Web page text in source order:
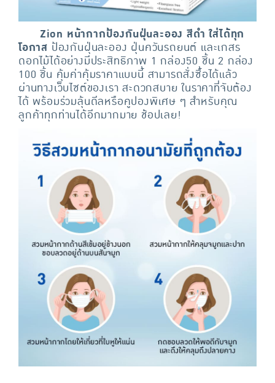
Zion หน้ากากป้องกันฝุ่นละออง สีดำ ใส่ได้ทุก
โอกาส ป้องกันฝุ่นละออง ฝุ่นควันรถยนต์ และเกสร
ดอกไม้ได้อย่างมีประสิทธิภาพ 1 กล่อง50 ชิ้น 2 กล่อง
100 ชิ้น คุ้มค่าคุ้มราคาแบบนี้ สามารถสั่งซื้อได้แล้ว
ผ่านทางเว็บไซต์ของเรา สะดวกสบาย ในราคาที่จับต้อง
ได้ พร้อมร่วมลุ้นดีลหรือคูปองพิเศษ ๆ สำหรับคุณ
ลูกค้าทุกท่านได้อีกมากมาย ช้อปเลย!